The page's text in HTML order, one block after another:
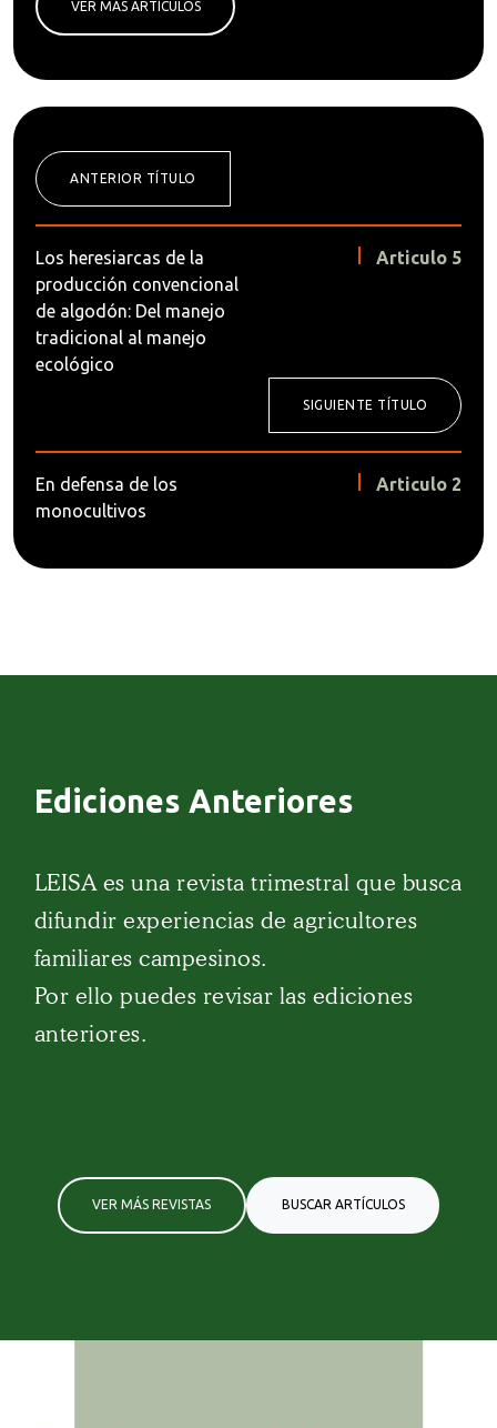
VER MÁS ARTÍCULOS
ANTERIOR TÍTULO
Los heresiarcas de la
producción convencional
de algodón: Del manejo
tradicional al manejo
ecológico
Articulo 5
SIGUIENTE TÍTULO
En defensa de los
monocultivos
Articulo 2
Ediciones Anteriores
LEISA es una revista trimestral que busca
difundir experiencias de agricultores
familiares campesinos.
Por ello puedes revisar las ediciones
anteriores.
VER MÁS REVISTAS BUSCAR ARTÍCULOS